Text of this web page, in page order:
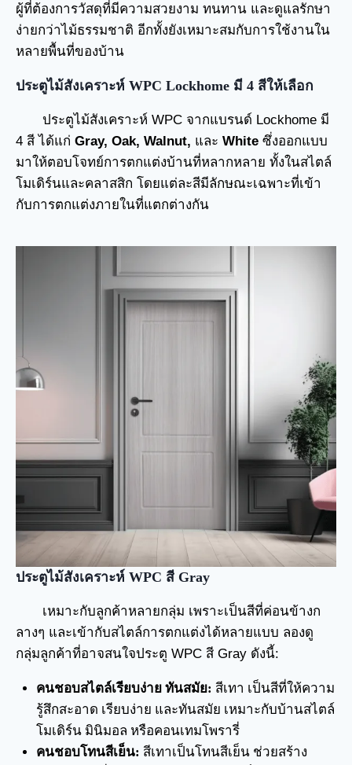
ผู้ที่ต้องการวัสดุที่มีความสวยงาม ทนทาน และดูแลรักษา
ง่ายกว่าไม้ธรรมชาติ อีกทั้งยังเหมาะสมกับการใช้งานใน
หลายพื้นที่ของบ้าน
ประตูไม้สังเคราะห์ WPC Lockhome มี 4 สีให้เลือก
ประตูไม้สังเคราะห์ WPC จากแบรนด์ Lockhome มี
4 สี ได้แก่ Gray, Oak, Walnut, และ White ซึ่งออกแบบ
มาให้ตอบโจทย์การตกแต่งบ้านที่หลากหลาย ทั้งในสไตล์
โมเดิร์นและคลาสสิก โดยแต่ละสีมีลักษณะเฉพาะที่เข้า
กับการตกแต่งภายในที่แตกต่างกัน
ประตูไม้สังเคราะห์ WPC สี Gray
เหมาะกับลูกค้าหลายกลุ่ม เพราะเป็นสีที่ค่อนข้างก
ลางๆ และเข้ากับสไตล์การตกแต่งได้หลายแบบ ลองดู
กลุ่มลูกค้าที่อาจสนใจประตู WPC สี Gray ดังนี้:
คนชอบสไตล์เรียบง่าย ทันสมัย: สีเทา เป็นสีที่ให้ความ
รู้สึกสะอาด เรียบง่าย และทันสมัย เหมาะกับบ้านสไตล์
โมเดิร์น มินิมอล หรือคอนเทมโพรารี่
คนชอบโทนสีเย็น: สีเทาเป็นโทนสีเย็น ช่วยสร้าง